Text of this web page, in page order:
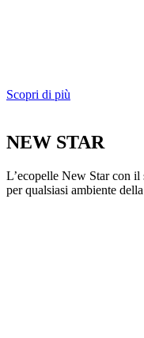
Scopri di più
NEW STAR
L’ecopelle New Star con il
per qualsiasi ambiente